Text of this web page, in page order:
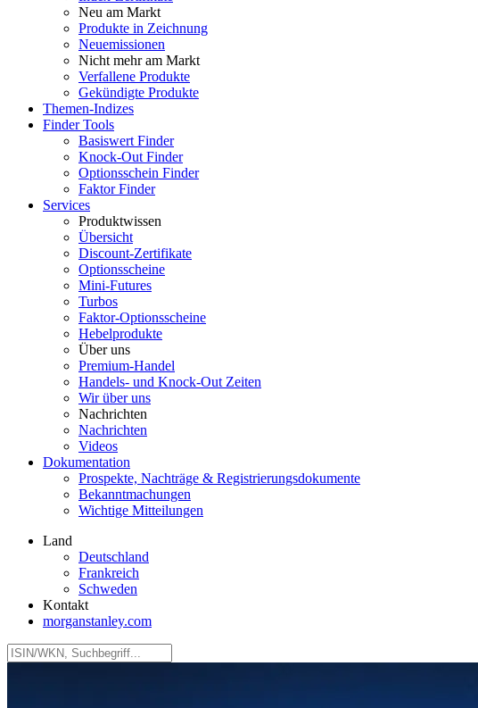
Neu am Markt
Produkte in Zeichnung
Neuemissionen
Nicht mehr am Markt
Verfallene Produkte
Gekündigte Produkte
Themen-Indizes
Finder Tools
Basiswert Finder
Knock-Out Finder
Optionsschein Finder
Faktor Finder
Services
Produktwissen
Übersicht
Discount-Zertifikate
Optionsscheine
Mini-Futures
Turbos
Faktor‑Optionsscheine
Hebelprodukte
Über uns
Premium-Handel
Handels- und Knock-Out Zeiten
Wir über uns
Nachrichten
Nachrichten
Videos
Dokumentation
Prospekte, Nachträge & Registrierungsdokumente
Bekanntmachungen
Wichtige Mitteilungen
Land
Deutschland
Frankreich
Schweden
Kontakt
morganstanley.com